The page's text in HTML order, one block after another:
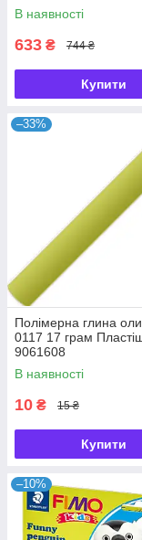
В наявності
633 ₴ 744 ₴
Купити
–33%
Полімерна глина
0117 17 грам
9061608
В наявності
10 ₴ 15 ₴
Купити
–10%